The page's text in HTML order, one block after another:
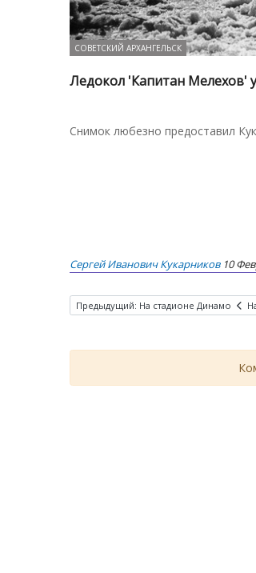
СОВЕТСКИЙ АРХАНГЕЛЬСК
Ледокол 'Капитан Мелехов'
Снимок любезно предоставил
Сергей Иванович Кукарников 10
Предыдущий: На стадионе Динамо